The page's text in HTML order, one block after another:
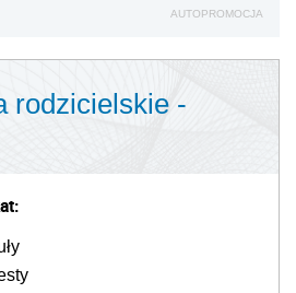
AUTOPROMOCJA
rodzicielskie -